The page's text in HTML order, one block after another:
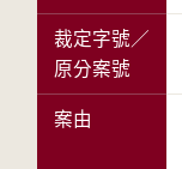
裁定字號／
原分案號
案由